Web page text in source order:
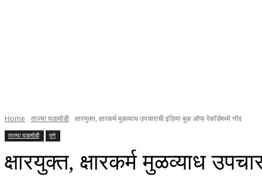
Home ताज्या घडामोडी क्षारयुक्त, क्षारकर्म मुळव्याध उपचाराची इंडिया बुक ऑफ रेकॉर्डमध्ये नोंद
ताज्या घडामोडी पुणे
क्षारयुक्त, क्षारकर्म मुळव्याध